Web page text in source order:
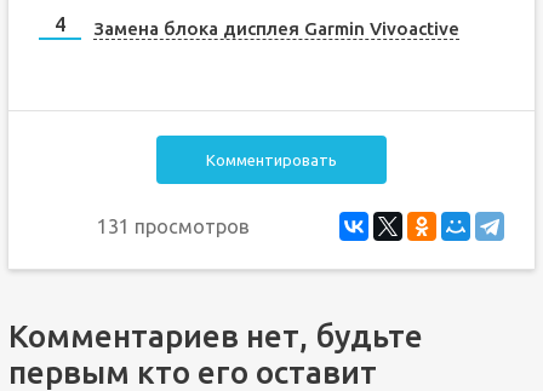
Замена блока дисплея Garmin Vivoactive
Комментировать
131 просмотров
Комментариев нет, будьте
первым кто его оставит